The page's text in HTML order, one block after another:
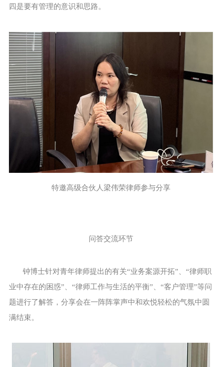
四是要有管理的意识和思路。
特邀高级合伙人梁伟荣律师参与分享
问答交流环节
钟博士针对青年律师提出的有关“业务案源开拓”、“律师职
业中存在的困惑”、“律师工作与生活的平衡”、“客户管理”等问
题进行了解答，分享会在一阵阵掌声中和欢悦轻松的气氛中圆
满结束。